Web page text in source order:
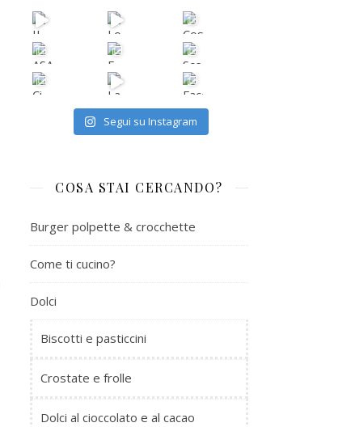
Segui su Instagram
COSA STAI CERCANDO?
Burger polpette & crocchette
Come ti cucino?
Dolci
Biscotti e pasticcini
Crostate e frolle
Dolci al cioccolato e al cacao